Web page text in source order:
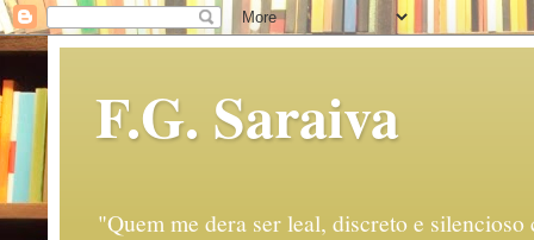
F.G. Saraiva
"Quem me dera ser leal, discreto e